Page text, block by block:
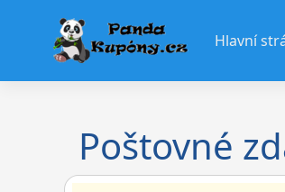
Hlavní
Poštovné